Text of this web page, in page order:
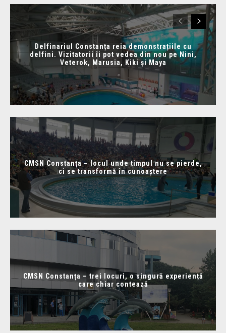
Delfinariul Constanța reia demonstrațiile cu
delfini. Vizitatorii îi pot vedea din nou pe Nini,
Veterok, Marusia, Kiki și Maya
CMSN Constanța – locul unde timpul nu se pierde,
ci se transformă în cunoaștere
CMSN Constanța – trei locuri, o singură experiență
care chiar contează